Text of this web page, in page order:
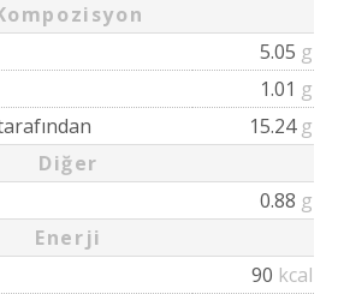
5.05 g
1.01 g
15.24 g
Diğer
0.88 g
Enerji
90 kcal